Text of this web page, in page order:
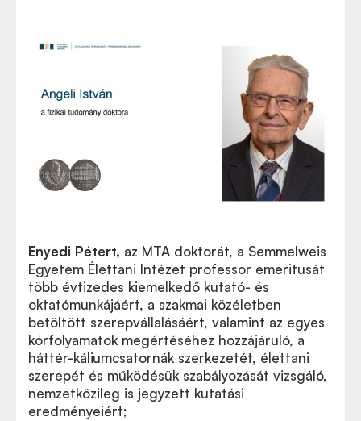
Enyedi Pétert, az MTA doktorát, a Semmelweis
Egyetem Élettani Intézet professor emeritusát
több évtizedes kiemelkedő kutató- és
oktatómunkájáért, a szakmai közéletben
betöltött szerepvállalásáért, valamint az egyes
kórfolyamatok megértéséhez hozzájáruló, a
háttér-káliumcsatornák szerkezetét, élettani
szerepét és működésük szabályozását vizsgáló,
nemzetközileg is jegyzett kutatási
eredményeiért;